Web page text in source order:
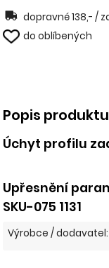
dopravné 138,- /
do oblíbených
Popis produktu
Úchyt profilu
Upřesnění
SKU-075 1131
Výrobce / dodavatel: